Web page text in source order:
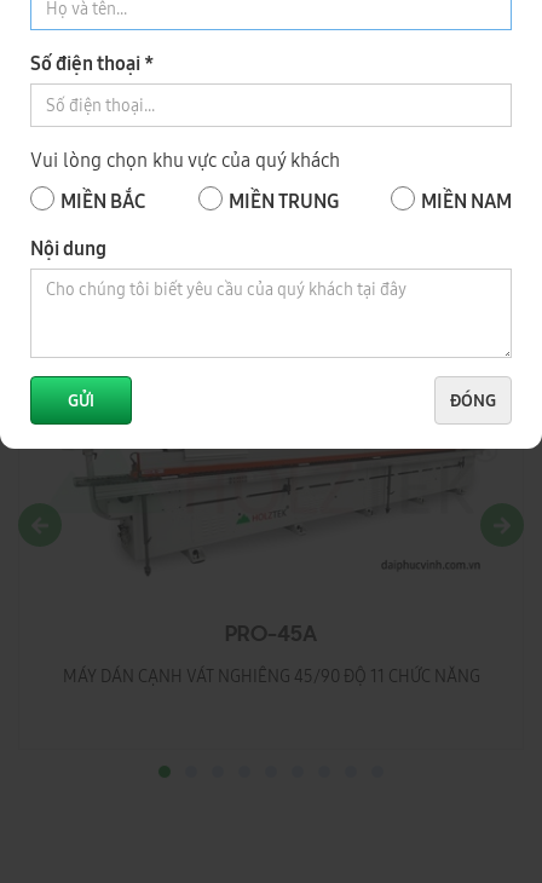
Số điện thoại *
Vui lòng chọn khu vực của quý khách
MIỀN BẮC
MIỀN TRUNG
MIỀN NAM
Nội dung
GỬI ĐÓNG
MÁY DÁN CẠNH VÁT 45 ĐỘ TỰ ĐỘNG HOLZTEK PRO-45M
Sản phẩm liên quan
PRO-45A
MÁY DÁN CẠNH VÁT NGHIÊNG 45/90 ĐỘ 11 CHỨC NĂNG